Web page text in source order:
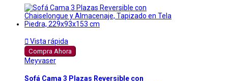
 Vista rápida
Compra Ahora
Meyvaser
Sofá Cama 3 Plazas Reversible con